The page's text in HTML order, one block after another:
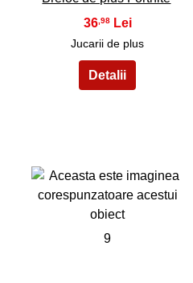
36,98
Jucarii de plus
9